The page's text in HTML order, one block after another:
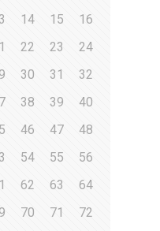
14 15
16
22 23
24
30 31
32
38 39
40
46 47
48
54 55
56
62 63
64
70 71
72